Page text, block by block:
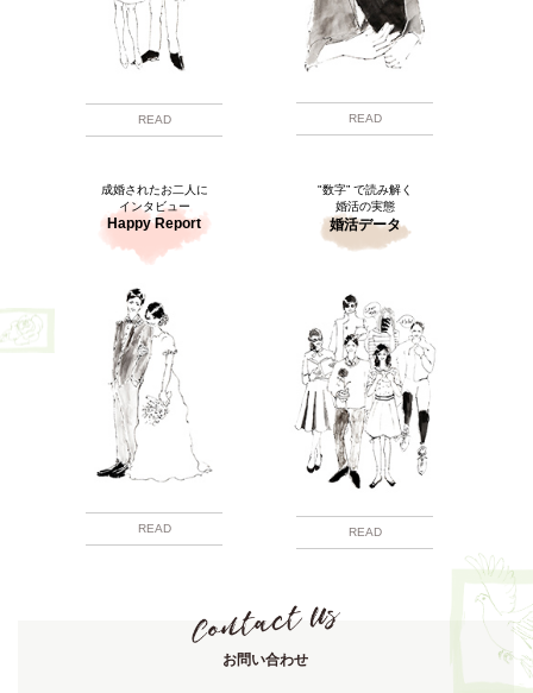
READ READ
成婚されたお二人に
インタビュー
Happy Report
READ
"数字” で読み解く
婚活の実態
婚活データ
READ
お問い合わせ